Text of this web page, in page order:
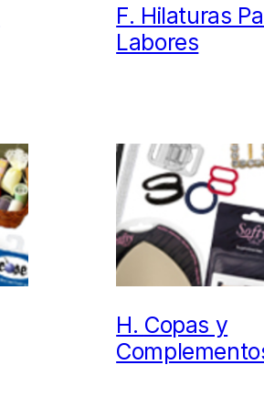
F. Hilaturas
Labores
H. Copas y